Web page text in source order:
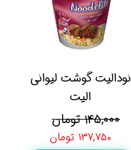
نودالیت گوشت لیوانی
الیت
۱۴۵,۰۰۰ تومان
۱۳۷,۷۵۰ تومان